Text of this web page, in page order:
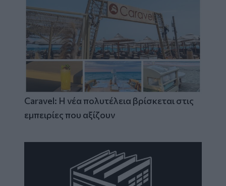
Caravel: Η νέα πολυτέλεια βρίσκεται στις
εμπειρίες που αξίζουν